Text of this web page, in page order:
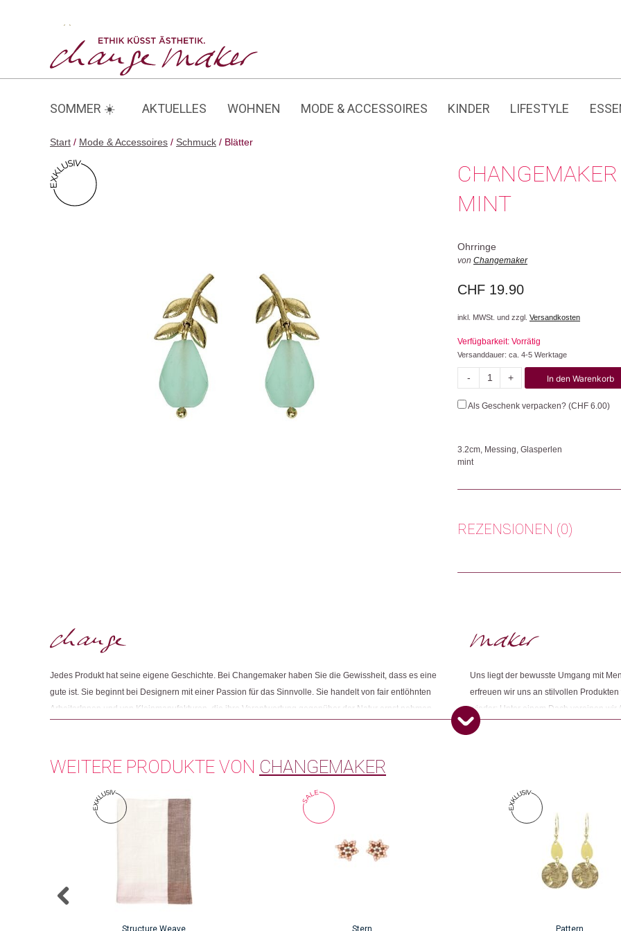
SOMMER ☀️ AKTUELLES WOHNEN MODE & ACCESSOIRES KINDER LIFESTYLE
Start / Mode & Accessoires / Schmuck / Blätter
MINT
Ohrringe
von Changemaker
CHF 19.90
inkl. MWSt. und zzgl. Versandkosten
Verfügbarkeit: Vorrätig
Versanddauer: ca. 4-5 Werktage
-
Menge
+ In den Warenkorb
Als Geschenk verpacken? (CHF 6.00)
3.2cm, Messing, Glasperlen
mint
Die Ohrstecker aus der Changemaker
Unternehmen unterstützt lokale
verkaufen können. Ausserdem setzt sich
Dieses Produkt weiterempfehlen:
REZENSIONEN (0)
Jedes Produkt hat seine eigene Geschichte. Bei Changemaker haben Sie die Gewissheit, dass es eine
gute ist. Sie beginnt bei Designern mit einer Passion für das Sinnvolle. Sie handelt von fair entlöhnten
ArbeiterInnen und von Kleinmanufakturen, die ihre Verantwortung gegenüber der Natur ernst nehmen.
Uns liegt der bewusste Umgang mit
erfreuen wir uns an stilvollen
wieder: Unter einem Dach vereinen wir
Konsumbewusstseins nach mehr Sinn
WEITERE PRODUKTE VON CHANGEMAKER
Structure Weave Stern Pattern